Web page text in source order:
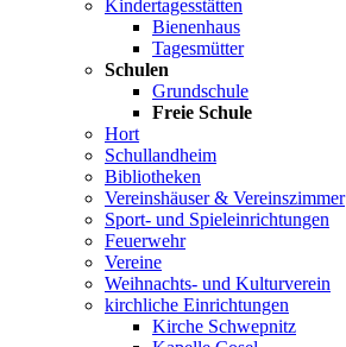
Kindertagesstätten
Bienenhaus
Tagesmütter
Schulen
Grundschule
Freie Schule
Hort
Schullandheim
Bibliotheken
Vereinshäuser & Vereinszimmer
Sport- und Spieleinrichtungen
Feuerwehr
Vereine
Weihnachts- und Kulturverein
kirchliche Einrichtungen
Kirche Schwepnitz